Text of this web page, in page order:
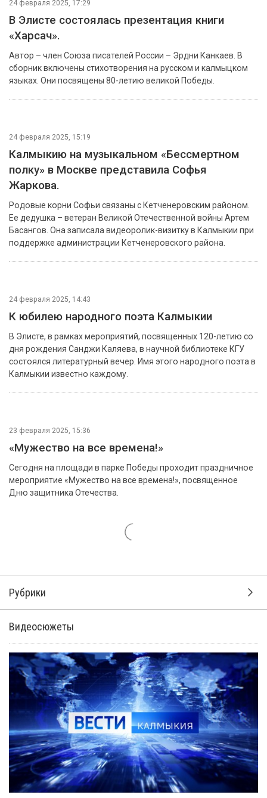
28 февраля 2025, 14:44
Сегодня — Тёщины вечерки!
название «Тёщины вечерки» . Это не просто угощение, а знак
28 февраля 2025, 11:58
«Песнь Великой степи»
В Калмыкии в Национальной библиотеке им. А.М. Амур-
Санана открыта персональная выставка художника-
В Элисте состоялась презентация книги
Автор – член Союза писателей России – Эрдни Канкаев. В
языках. Они посвящены 80-летию великой Победы.